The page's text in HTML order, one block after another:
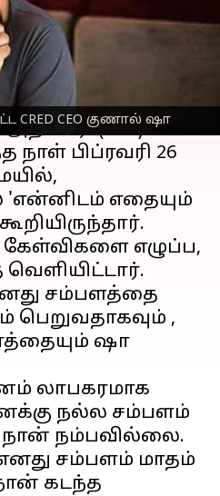
CRED CEO குணால் ஷா
2023 02:33 pm
CREDஇன்
(CEO)
பிப்ரவரி 26
'என்னிடம் எதையும்
எழுப்ப,
சம்பளத்தை
பெறுவதாகவும் ,
ஷா
லாபகரமாக
நல்ல சம்பளம்
நான் நம்பவில்லை.
எனது சம்பளம் மாதம்
நான் கடந்த